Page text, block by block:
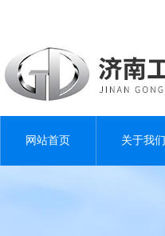
网站首页 关于我们